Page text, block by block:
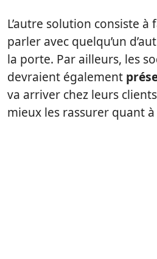
L’autre solution consiste
parler avec quelqu’un
la porte. Par ailleurs, les
devraient également
va arriver chez leurs
mieux les rassurer quant